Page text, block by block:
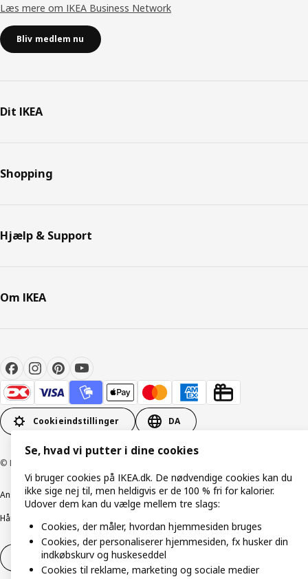
Læs mere om IKEA Business Network
Bliv medlem nu
Dit IKEA
Shopping
Hjælp & Support
Om IKEA
Cookieindstillinger DA
© Inter IKEA Systems B.V. 1999-2026
Ansvarlig rapporteringCookiepolitikDigital tilgængelighed
Håndtering af persondata
Fortryd dit køb Fortryd dit køb af service
Se, hvad vi putter i dine cookies
Vi bruger cookies på IKEA.dk. De nødvendige cookies kan du
ikke sige nej til, men heldigvis er de 100 % fri for kalorier.
Udover dem kan du vælge mellem tre slags:
Cookies, der måler, hvordan hjemmesiden bruges
Cookies, der personaliserer hjemmesiden, fx husker din
indkøbskurv og huskeseddel
Cookies til reklame, marketing og sociale medier